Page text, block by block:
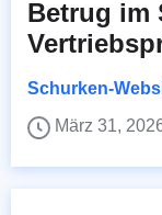
Betrug im
Schurken-
März 31,